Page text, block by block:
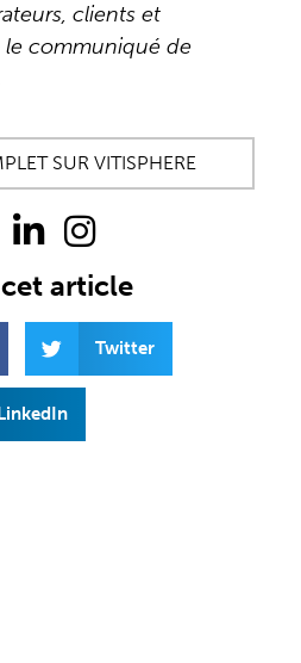
clients et
le communiqué de
SUR VITISPHERE
article
Twitter